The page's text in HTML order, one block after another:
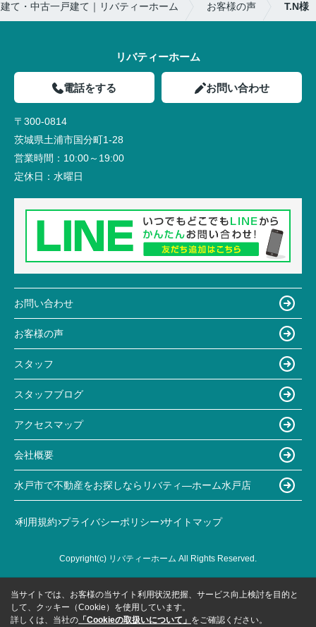
て・中古一戸建て｜リバティーホーム お客様の声 T.N様
リバティーホーム
電話をする お問い合わせ
〒300-0814
茨城県土浦市国分町1-28
営業時間： 10:00～19:00
定休日： 水曜日
お問い合わせ
お客様の声
スタッフ
スタッフブログ
アクセスマップ
会社概要
水戸市で不動産をお探しならリバティ―ホーム水戸店
利用規約 プライバシーポリシー サイトマップ
Copyright(c) リバティーホーム All Rights Reserved.
当サイトでは、お客様の当サイト利用状況把握、サービス向上検討を目的と
して、クッキー（Cookie）を使用しています。
詳しくは、当社の 「Cookieの取扱いについて」 をご確認ください。